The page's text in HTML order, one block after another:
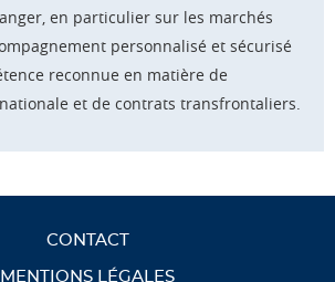
en particulier sur les marchés
personnalisé et sécurisé
reconnue en matière de
et de contrats transfrontaliers.
CONTACT
MENTIONS LÉGALES